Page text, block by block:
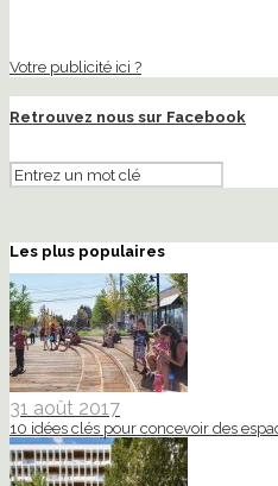
Votre publicité ici ?
Retrouvez nous sur Facebook
Les plus populaires
31 août 2017
10 idées clés pour concevoir des